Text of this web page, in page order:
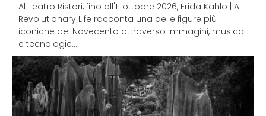
Al Teatro Ristori, fino all'11 ottobre 2026, Frida Kahlo | A
Revolutionary Life racconta una delle figure più
iconiche del Novecento attraverso immagini, musica
e tecnologie...